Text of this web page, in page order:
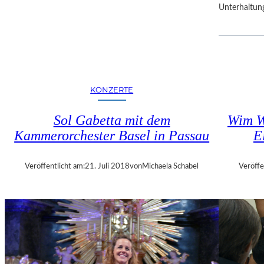
R
E
L
E
KONZERTE
Sol Gabetta mit dem
Kammerorchester Basel in Passau
Veröffentlicht am:21. Juli 2018vonMichaela Schabel
Wim